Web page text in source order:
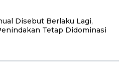
Disebut Berlaku Lagi,
Tetap Didominasi